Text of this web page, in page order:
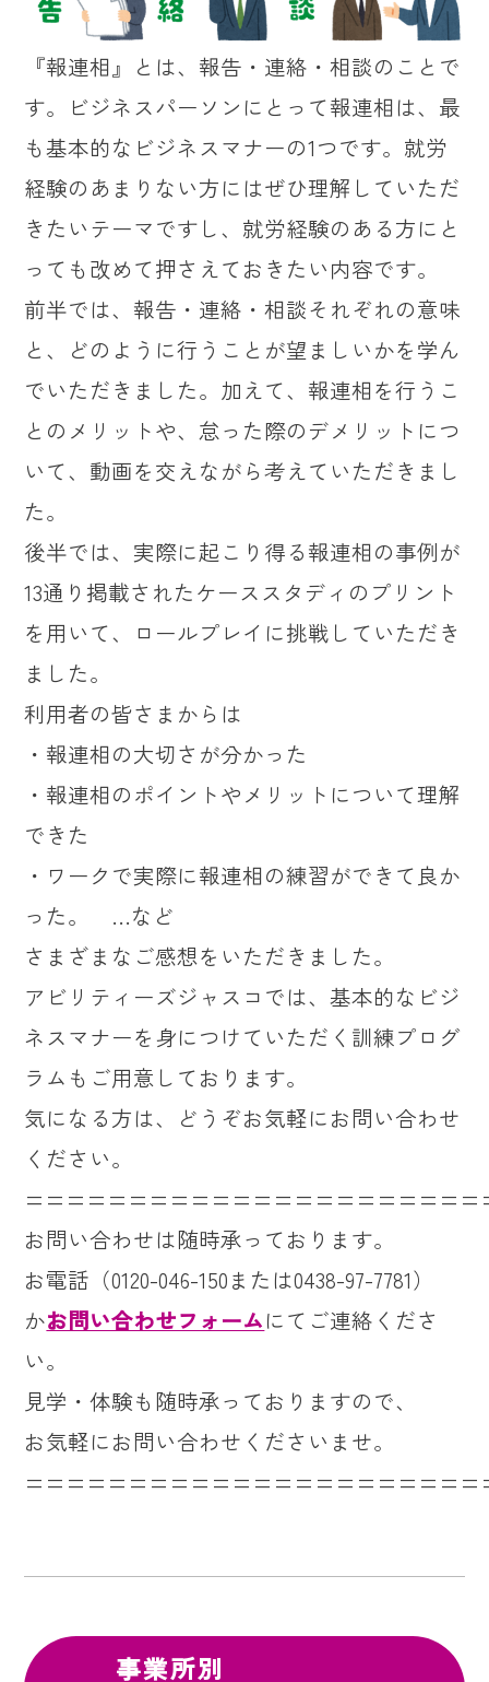
『報連相』とは、報告・連絡・相談のことで
す。ビジネスパーソンにとって報連相は、最
も基本的なビジネスマナーの1つです。就労
経験のあまりない方にはぜひ理解していただ
きたいテーマですし、就労経験のある方にと
っても改めて押さえておきたい内容です。
前半では、報告・連絡・相談それぞれの意味
と、どのように行うことが望ましいかを学ん
でいただきました。加えて、報連相を行うこ
とのメリットや、怠った際のデメリットにつ
いて、動画を交えながら考えていただきまし
た。
後半では、実際に起こり得る報連相の事例が
13通り掲載されたケーススタディのプリント
を用いて、ロールプレイに挑戦していただき
ました。
利用者の皆さまからは
・報連相の大切さが分かった
・報連相のポイントやメリットについて理解
できた
・ワークで実際に報連相の練習ができて良か
った。 …など
さまざまなご感想をいただきました。
アビリティーズジャスコでは、基本的なビジ
ネスマナーを身につけていただく訓練プログ
ラムもご用意しております。
気になる方は、どうぞお気軽にお問い合わせ
ください。
お問い合わせは随時承っております。
お電話（0120-046-150または0438-97-7781）
かお問い合わせフォームにてご連絡くださ
い。
見学・体験も随時承っておりますので、
お気軽にお問い合わせくださいませ。
事業所別